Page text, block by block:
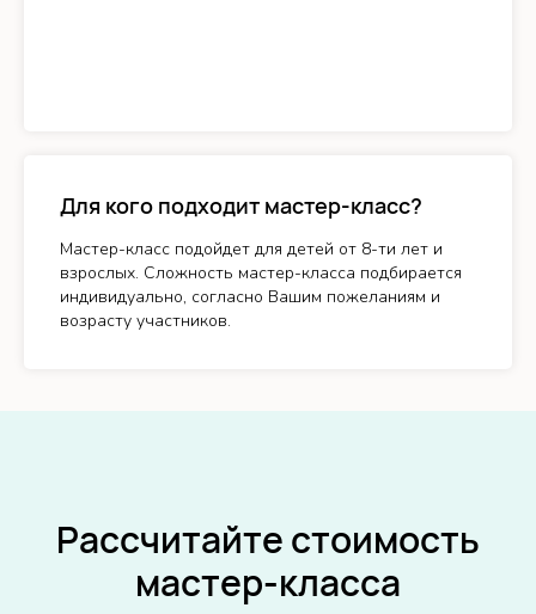
Для кого подходит мастер-класс?
Мастер-класс подойдет для детей от 8-ти лет и
взрослых. Сложность мастер-класса подбирается
индивидуально, согласно Вашим пожеланиям и
возрасту участников.
Рассчитайте стоимость
мастер-класса